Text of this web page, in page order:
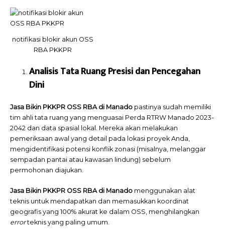
notifikasi blokir akun OSS
RBA PKKPR
Analisis Tata Ruang Presisi dan Pencegahan
Dini
Jasa Bikin PKKPR OSS RBA di Manado pastinya sudah memiliki
tim ahli tata ruang yang menguasai Perda RTRW Manado 2023-
2042 dan data spasial lokal. Mereka akan melakukan
pemeriksaan awal yang detail pada lokasi proyek Anda,
mengidentifikasi potensi konflik zonasi (misalnya, melanggar
sempadan pantai atau kawasan lindung) sebelum
permohonan diajukan.
Jasa Bikin PKKPR OSS RBA di Manado menggunakan alat
teknis untuk mendapatkan dan memasukkan koordinat
geografis yang 100% akurat ke dalam OSS, menghilangkan
errorteknis yang paling umum.